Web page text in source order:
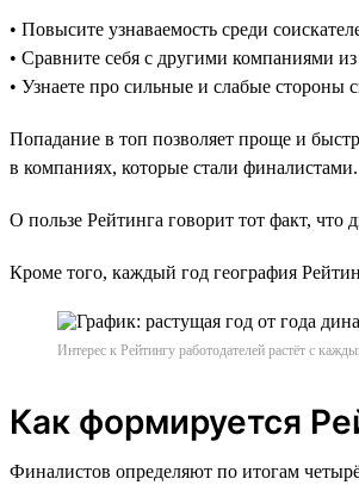
• Повысите узнаваемость среди
• Сравните себя с другими компаниями
• Узнаете про сильные и слабые стороны
Попадание в топ позволяет проще и
в компаниях, которые стали
О пользе Рейтинга говорит тот факт, что
Кроме того, каждый год география
Интерес к Рейтингу работодателей растёт с
Как формируется
Финалистов определяют по итогам